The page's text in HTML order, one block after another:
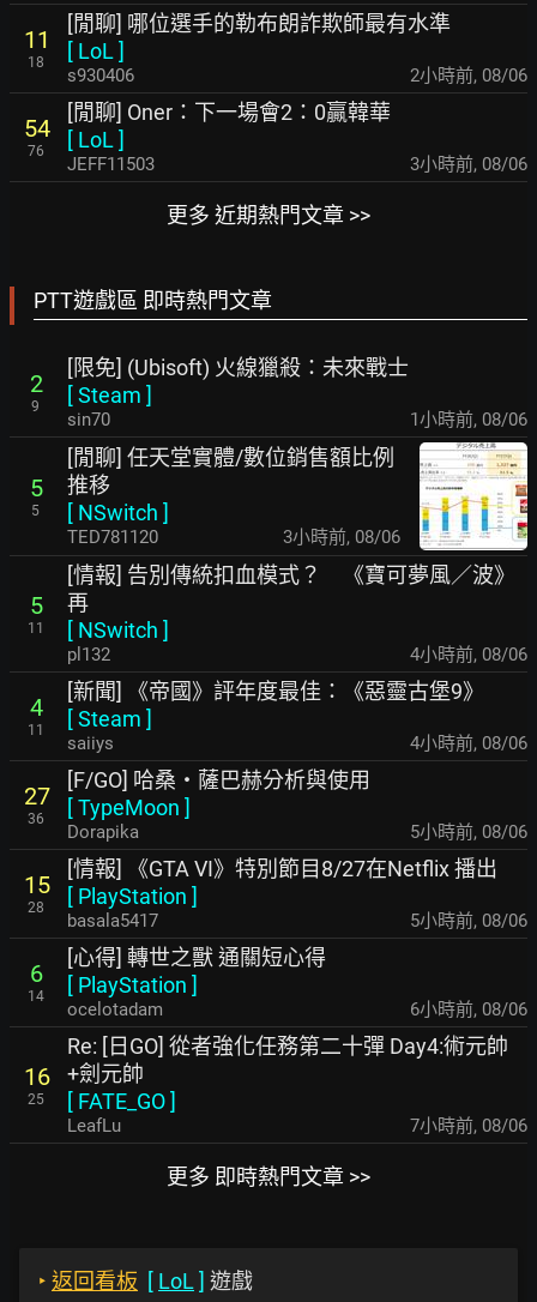
11
18
[閒聊] 哪位選手的勒布朗詐欺師最有水準
[ LoL]
s930406 2小時前, 08/06
54
76
[閒聊] Oner：下一場會2：0贏韓華
[ LoL]
JEFF11503 3小時前, 08/06
更多 近期熱門文章 >>
PTT遊戲區 即時熱門文章
2
9
[限免] (Ubisoft) 火線獵殺：未來戰士
[Steam ]
sin70 1小時前, 08/06
5
5
[閒聊] 任天堂實體/數位銷售額比例
推移
[ NSwitch ]
TED781120 3小時前, 08/06
5
11
[情報] 告別傳統扣血模式？ 《寶可夢風／波》
再
[ NSwitch ]
pl132 4小時前, 08/06
4
11
[新聞] 《帝國》評年度最佳：《惡靈古堡9》
[Steam ]
saiiys 4小時前, 08/06
27
36
[F/GO] 哈桑・薩巴赫分析與使用
[TypeMoon ]
Dorapika 5小時前, 08/06
15
28
[情報] 《GTA VI》特別節目8/27在Netflix 播出
[ PlayStation ]
basala5417 5小時前, 08/06
6
14
[心得] 轉世之獸 通關短心得
[ PlayStation ]
ocelotadam 6小時前, 08/06
16
25
Re: [日GO] 從者強化任務第二十彈 Day4:術元帥
+劍元帥
[ FATE_GO]
LeafLu 7小時前, 08/06
更多 即時熱門文章 >>
‣ 返回看板 [ LoL] 遊戲